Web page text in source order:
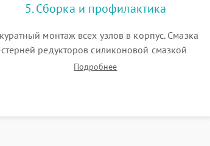
5. Сборка и профилактика
монтаж всех узлов в корпус. Смазка
редукторов силиконовой смазкой
снижения шума. Установка новых
Подробнее